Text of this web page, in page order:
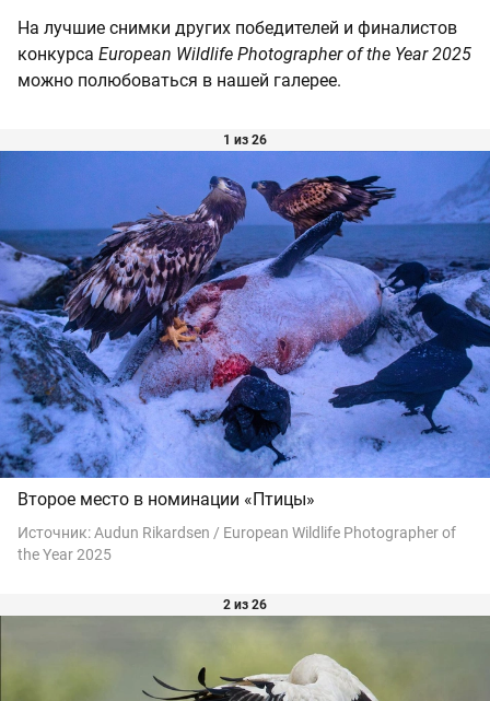
На лучшие снимки других победителей и финалистов
конкурса European Wildlife Photographer of the Year 2025
можно полюбоваться в нашей галерее.
1 из 26
Второе место в номинации «Птицы»
Источник:Audun Rikardsen / European Wildlife Photographer of
the Year 2025
2 из 26